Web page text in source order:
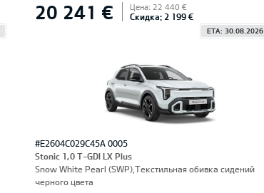
20 241 € Цена: 22 440 €
Скидка: 2 199 €
ETA: 30.08.2026
#E2604C029C45A 0005
Stonic 1,0 T-GDI LX Plus
Snow White Pearl (SWP),Текстильная обивка сидений
черного цвета